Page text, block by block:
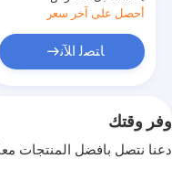
أحصل على آخر سعر
ﺎﺘﺼﻟ ﺍﻶﻧ
وفر وقتك
دعنا نتصل بأفضل المنتجات